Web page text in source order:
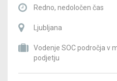
Redno, nedoločen čas
Ljubljana
Vodenje SOC področja v
podjetju